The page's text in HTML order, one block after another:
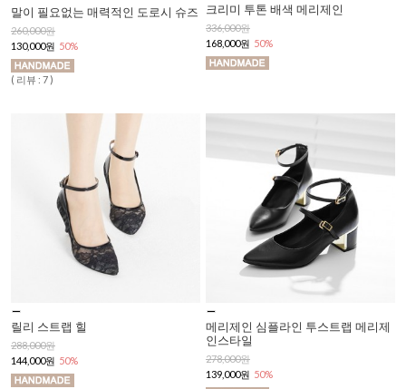
말이 필요없는 매력적인 도로시 슈즈
260,000원
130,000원 50%
( 리뷰 : 7 )
크리미 투톤 배색 메리제인
336,000원
168,000원 50%
릴리 스트랩 힐
288,000원
144,000원 50%
메리제인 심플라인 투스트랩 메리제
인스타일
278,000원
139,000원 50%